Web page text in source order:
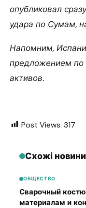
опубликовал
удара по Сумам,
Напомним,
предложением по
активов.
Post Views: 317
Схожі новини
ОБЩЕСТВО
Сварочный
материалам и